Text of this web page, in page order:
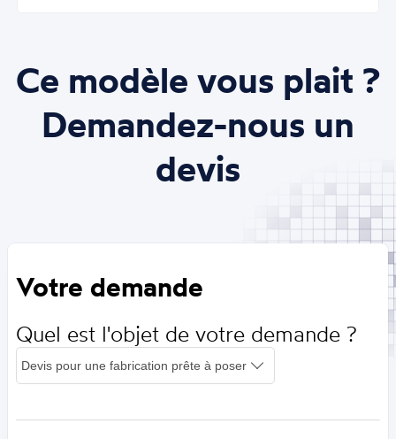
Ce modèle vous plait ?
Demandez-nous un
devis
Votre demande
Quel est l'objet de votre demande ?